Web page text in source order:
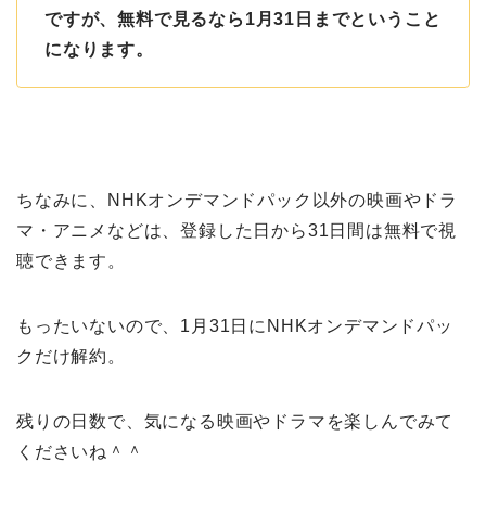
ですが、無料で見るなら1月31日までということ
になります。
ちなみに、NHKオンデマンドパック以外の映画やドラ
マ・アニメなどは、登録した日から31日間は無料で視
聴できます。
もったいないので、1月31日にNHKオンデマンドパッ
クだけ解約。
残りの日数で、気になる映画やドラマを楽しんでみて
くださいね＾＾